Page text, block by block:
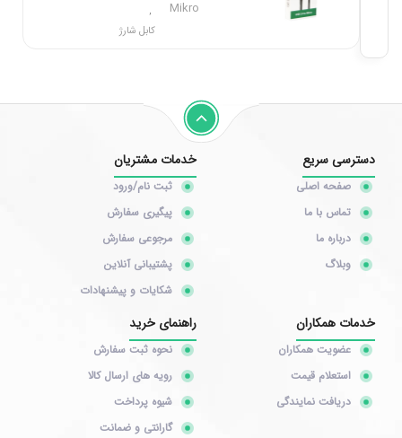
Mikro
,
کابل شارژ
دسترسی سریع
صفحه اصلی
تماس با ما
درباره ما
وبلاگ
خدمات مشتریان
ثبت نام/ورود
پیگیری سفارش
مرجوعی سفارش
پشتیبانی آنلاین
شکایات و پیشنهادات
خدمات همکاران
عضویت همکاران
استعلام قیمت
دریافت نمایندگی
راهنمای خرید
نحوه ثبت سفارش
رویه های ارسال کالا
شیوه پرداخت
گارانتی و ضمانت